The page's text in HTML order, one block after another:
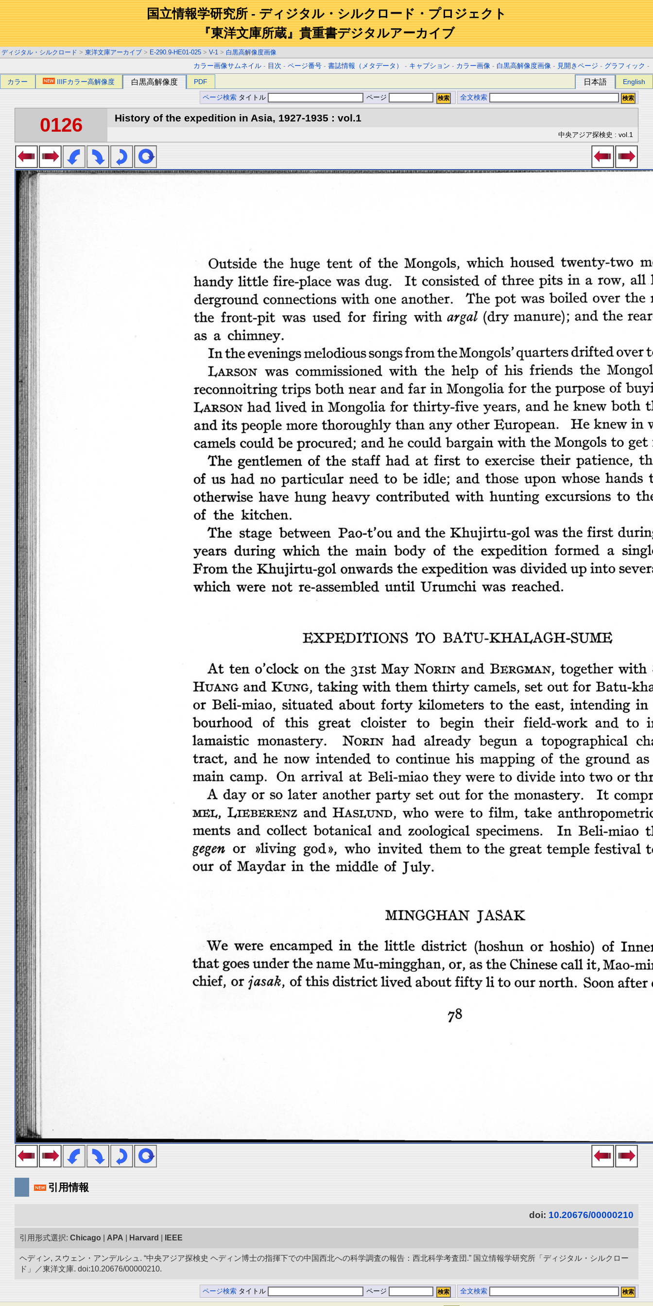
国立情報学研究所 - ディジタル・シルクロード・プロジェクト
『東洋文庫所蔵』貴重書デジタルアーカイブ
ディジタル・シルクロード > 東洋文庫アーカイブ > E-290.9-HE01-025 > V-1 > 白黒高解像度画像
カラー画像サムネイル - 目次 -ページ番号 -書誌情報（メタデータ） - キャプション - カラー画像 - 白黒高解像度画像 - 見開きページ - グラフィック -
カラー IIIFカラー高解像度 白黒高解像度 PDF 日本語 English
ページ検索 タイトル ページ 全文検索
0126 History of the expedition in Asia, 1927-1935 : vol.1
中央アジア探検史 : vol.1
引用情報
doi: 10.20676/00000210
引用形式選択: Chicago APA Harvard IEEE
ヘディン, スウェン・アンデルシュ. “中央アジア探検史 ヘディン博士の指揮下での中国西北への科学調査の報告：西北科学考査団.” 国立情報学研究所「ディジタル・シルクロー
ド」／東洋文庫. doi:10.20676/00000210.
ページ検索 タイトル ページ 全文検索